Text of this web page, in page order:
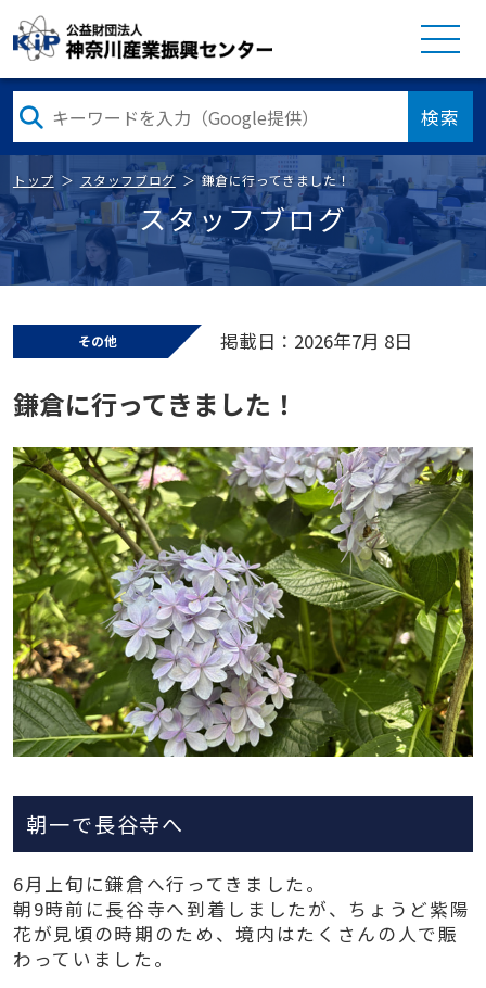
検索
トップ スタッフブログ 鎌倉に行ってきました！
スタッフブログ
その他 掲載日：2026年7月 8日
鎌倉に行ってきました！
朝一で長谷寺へ
6月上旬に鎌倉へ行ってきました。
朝9時前に長谷寺へ到着しましたが、ちょうど紫陽
花が見頃の時期のため、境内はたくさんの人で賑
わっていました。